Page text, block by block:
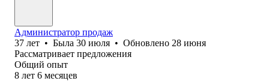
Администратор продаж
37 лет • Была 30 июля • Обновлено 28 июня
Рассматривает предложения
Общий опыт
8 лет 6 месяцев